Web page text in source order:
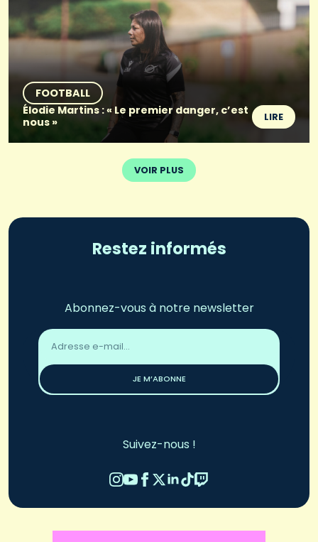
FOOTBALL
Élodie Martins : « Le premier danger, c’est
nous »
LIRE
VOIR PLUS
Restez informés
Abonnez-vous à notre newsletter
Adresse
email
JE M’ABONNE
Suivez-nous !